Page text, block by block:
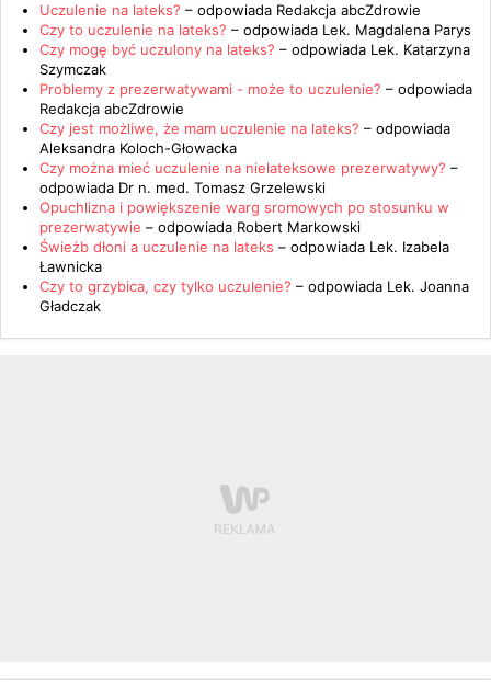
Uczulenie na lateks? – odpowiada Redakcja abcZdrowie
Czy to uczulenie na lateks? – odpowiada Lek. Magdalena Parys
Czy mogę być uczulony na lateks? – odpowiada Lek. Katarzyna
Szymczak
Problemy z prezerwatywami - może to uczulenie? – odpowiada
Redakcja abcZdrowie
Czy jest możliwe, że mam uczulenie na lateks? – odpowiada
Aleksandra Koloch-Głowacka
Czy można mieć uczulenie na nielateksowe prezerwatywy? –
odpowiada Dr n. med. Tomasz Grzelewski
Opuchlizna i powiększenie warg sromowych po stosunku w
prezerwatywie – odpowiada Robert Markowski
Świeżb dłoni a uczulenie na lateks – odpowiada Lek. Izabela
Ławnicka
Czy to grzybica, czy tylko uczulenie? – odpowiada Lek. Joanna
Gładczak